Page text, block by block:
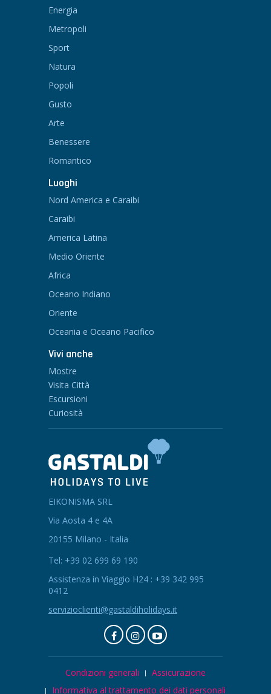
Energia
Metropoli
Sport
Natura
Popoli
Gusto
Arte
Benessere
Romantico
Luoghi
Nord America e Caraibi
Caraibi
America Latina
Medio Oriente
Africa
Oceano Indiano
Oriente
Oceania e Oceano Pacifico
Vivi anche
Mostre
Visita Città
Escursioni
Curiosità
EIKONISMA SRL
Via Aosta 4 e 4A
20155 Milano - Italia
Tel: +39 02 699 69 190
Assistenza in Viaggio H24 : +39 342 995
0412
servizioclienti@gastaldiholidays.it
Condizioni generali
Assicurazione
Informativa al trattamento dei dati personali